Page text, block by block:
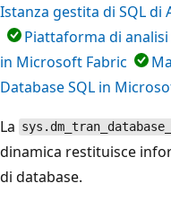
Istanza gestita di SQL di
Piattaforma di analisi
in Microsoft Fabric
Database SQL in
La
dinamica restituisce
di database.